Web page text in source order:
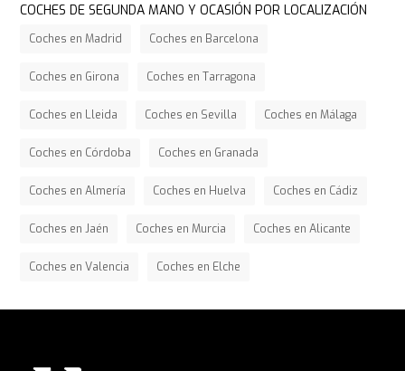
COCHES DE SEGUNDA MANO Y OCASIÓN POR LOCALIZACIÓN
Coches en Madrid Coches en Barcelona
Coches en Girona Coches en Tarragona
Coches en Lleida Coches en Sevilla Coches en Málaga
Coches en Córdoba Coches en Granada
Coches en Almería Coches en Huelva Coches en Cádiz
Coches en Jaén Coches en Murcia Coches en Alicante
Coches en Valencia Coches en Elche